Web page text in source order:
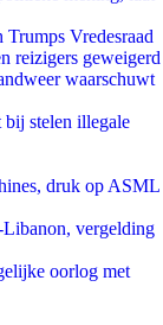
Vredesraad
reizigers geweigerd
waarschuwt
bij stelen illegale
druk op ASML
vergelding
oorlog met